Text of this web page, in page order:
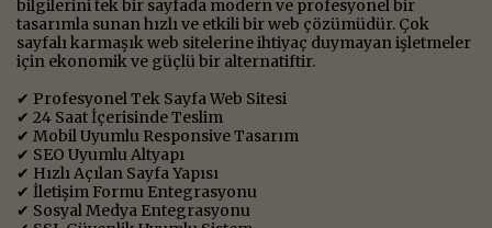
bilgilerini tek bir sayfada modern ve profesyonel bir
tasarımla sunan hızlı ve etkili bir web çözümüdür. Çok
sayfalı karmaşık web sitelerine ihtiyaç duymayan işletmeler
için ekonomik ve güçlü bir alternatiftir.
✔ Profesyonel Tek Sayfa Web Sitesi
✔ 24 Saat İçerisinde Teslim
✔ Mobil Uyumlu Responsive Tasarım
✔ SEO Uyumlu Altyapı
✔ Hızlı Açılan Sayfa Yapısı
✔ İletişim Formu Entegrasyonu
✔ Sosyal Medya Entegrasyonu